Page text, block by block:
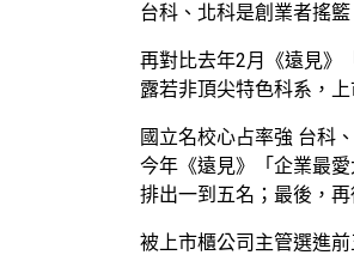
台科、北科是創業者搖
再對比去年2月《遠見》
露若非頂尖特色科系，
國立名校心占率強 台科
今年《遠見》「企業最
排出一到五名；最後，
被上市櫃公司主管選進